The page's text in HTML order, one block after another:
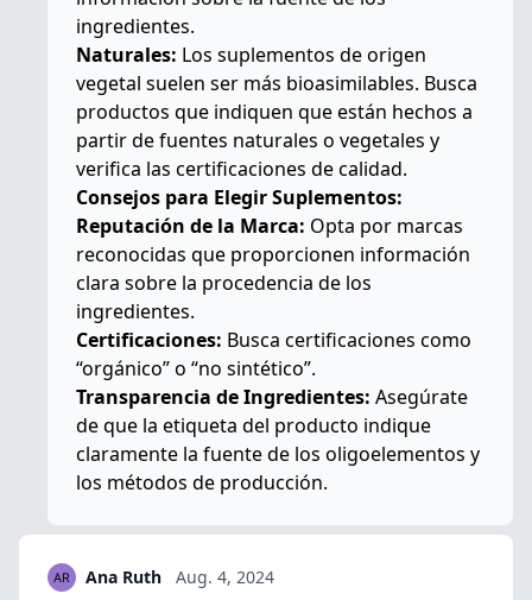
ingredientes.
Naturales: Los suplementos de origen
vegetal suelen ser más bioasimilables. Busca
productos que indiquen que están hechos a
partir de fuentes naturales o vegetales y
verifica las certificaciones de calidad.
Consejos para Elegir Suplementos:
Reputación de la Marca: Opta por marcas
reconocidas que proporcionen información
clara sobre la procedencia de los
ingredientes.
Certificaciones: Busca certificaciones como
“orgánico” o “no sintético”.
Transparencia de Ingredientes: Asegúrate
de que la etiqueta del producto indique
claramente la fuente de los oligoelementos y
los métodos de producción.
Ana Ruth Aug. 4, 2024